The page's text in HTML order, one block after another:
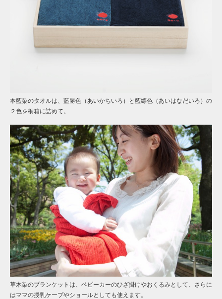
本藍染のタオルは、藍勝色（あいかちいろ）と藍縹色（あいはなだいろ）の
２色を桐箱に詰めて。
草木染のブランケットは、ベビーカーのひざ掛けやおくるみとして、さらに
はママの授乳ケープやショールとしても使えます。